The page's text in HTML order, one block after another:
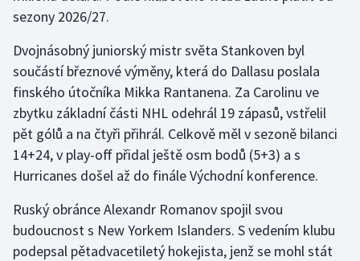
sezony 2026/27.
Dvojnásobný juniorský mistr světa Stankoven byl
součástí březnové výměny, která do Dallasu poslala
finského útočníka Mikka Rantanena. Za Carolinu ve
zbytku základní části NHL odehrál 19 zápasů, vstřelil
pět gólů a na čtyři přihrál. Celkově měl v sezoně bilanci
14+24, v play-off přidal ještě osm bodů (5+3) a s
Hurricanes došel až do finále Východní konference.
Ruský obránce Alexandr Romanov spojil svou
budoucnost s New Yorkem Islanders. S vedením klubu
podepsal pětadvacetiletý hokejista, jenž se mohl stát